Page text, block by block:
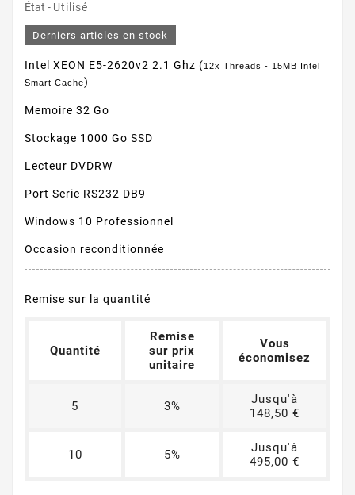
État - Utilisé
Derniers articles en stock
Intel XEON E5-2620v2 2.1 Ghz (12x Threads - 15MB Intel
Smart Cache)
Memoire 32 Go
Stockage 1000 Go SSD
Lecteur DVDRW
Port Serie RS232 DB9
Windows 10 Professionnel
Occasion reconditionnée
Remise sur la quantité
Quantité
Remise
sur prix
unitaire
Vous
économisez
5 3%
Jusqu'à
148,50 €
10 5%
Jusqu'à
495,00 €